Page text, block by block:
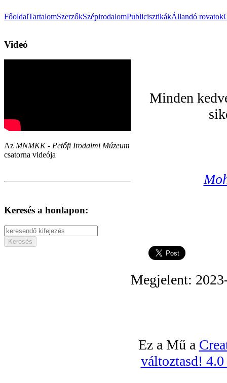
FőoldalTartalomSzerzőkSzépirodalomPublicisztikákÁllandó rovatok
Videó
Az MNMKK - Petőfi Irodalmi Múzeum
csatorna videója
Keresés a honlapon:
Minden
Megjelent:
Ez a Mű a
változtasd!